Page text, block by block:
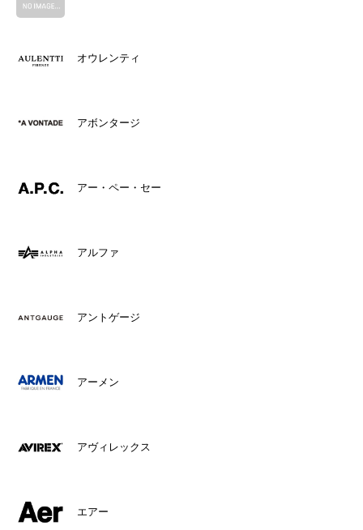
オウレンティ
アボンタージ
アー・ペー・セー
アルファ
アントゲージ
アーメン
アヴィレックス
エアー